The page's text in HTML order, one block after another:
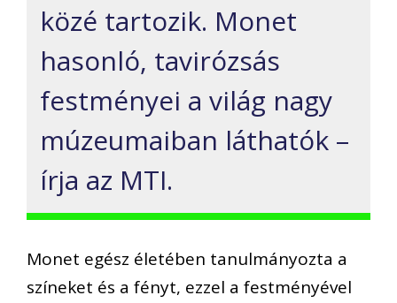
közé tartozik. Monet
hasonló, tavirózsás
festményei a világ nagy
múzeumaiban láthatók –
írja az MTI.
Monet egész életében tanulmányozta a
színeket és a fényt, ezzel a festményével